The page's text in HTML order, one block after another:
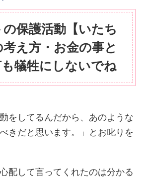
保護活動【いたち
え方・お金の事と
犠牲にしないでね
をしてるんだから、あのような
きだと思います。」とお叱りを
配して言ってくれたのは分かる